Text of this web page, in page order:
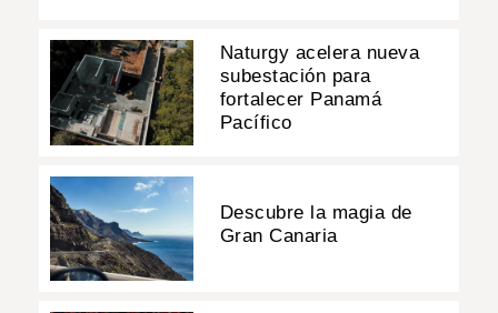
Naturgy acelera nueva
subestación para
fortalecer Panamá
Pacífico
Descubre la magia de
Gran Canaria